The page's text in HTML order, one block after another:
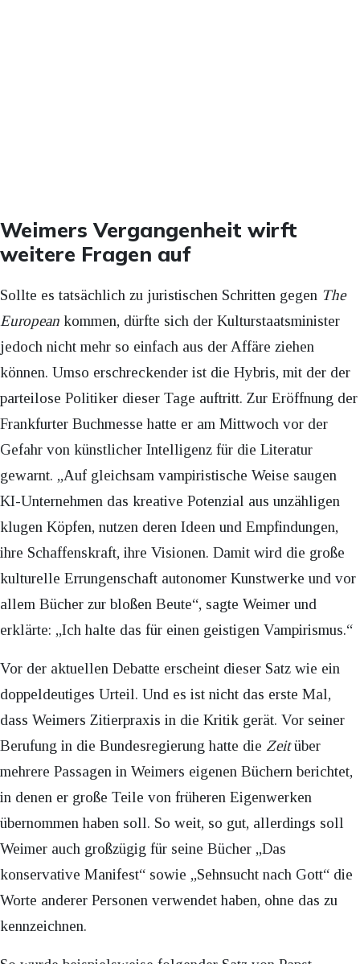
Weimers Vergangenheit wirft
weitere Fragen auf
Sollte es tatsächlich zu juristischen Schritten gegen The
European kommen, dürfte sich der Kulturstaatsminister
jedoch nicht mehr so einfach aus der Affäre ziehen
können. Umso erschreckender ist die Hybris, mit der der
parteilose Politiker dieser Tage auftritt. Zur Eröffnung der
Frankfurter Buchmesse hatte er am Mittwoch vor der
Gefahr von künstlicher Intelligenz für die Literatur
gewarnt. „Auf gleichsam vampiristische Weise saugen
KI-Unternehmen das kreative Potenzial aus unzähligen
klugen Köpfen, nutzen deren Ideen und Empfindungen,
ihre Schaffenskraft, ihre Visionen. Damit wird die große
kulturelle Errungenschaft autonomer Kunstwerke und vor
allem Bücher zur bloßen Beute“, sagte Weimer und
erklärte: „Ich halte das für einen geistigen Vampirismus.“
Vor der aktuellen Debatte erscheint dieser Satz wie ein
doppeldeutiges Urteil. Und es ist nicht das erste Mal,
dass Weimers Zitierpraxis in die Kritik gerät. Vor seiner
Berufung in die Bundesregierung hatte die Zeitüber
mehrere Passagen in Weimers eigenen Büchern berichtet,
in denen er große Teile von früheren Eigenwerken
übernommen haben soll. So weit, so gut, allerdings soll
Weimer auch großzügig für seine Bücher „Das
konservative Manifest“ sowie „Sehnsucht nach Gott“ die
Worte anderer Personen verwendet haben, ohne das zu
kennzeichnen.